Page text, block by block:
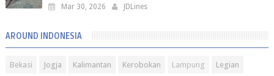
Mar 30, 2026 JDLines
AROUND INDONESIA
Bekasi Jogja Kalimantan Kerobokan Lampung Legian